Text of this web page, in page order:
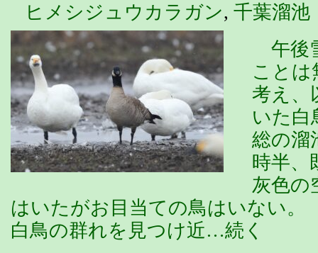
ヒメシジュウカラガン, 千葉溜池
午後
ことは
考え、
いた白
総の
時半、
灰色の
はいたがお目当ての鳥はいない
白鳥の群れを見つけ近…続く